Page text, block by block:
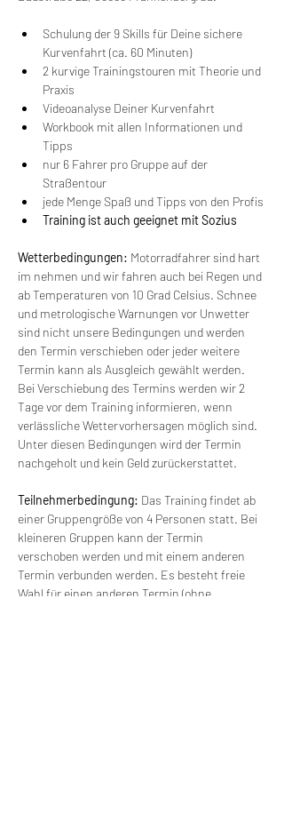
Schulung der 9 Skills für Deine sichere
Kurvenfahrt (ca. 60 Minuten)
2 kurvige Trainingstouren mit Theorie und
Praxis
Videoanalyse Deiner Kurvenfahrt
Workbook mit allen Informationen und
Tipps
nur 6 Fahrer pro Gruppe auf der
Straßentour
jede Menge Spaß und Tipps von den Profis
Training ist auch geeignet mit Sozius
Wetterbedingungen: Motorradfahrer sind hart
im nehmen und wir fahren auch bei Regen und
ab Temperaturen von 10 Grad Celsius. Schnee
und metrologische Warnungen vor Unwetter
sind nicht unsere Bedingungen und werden
den Termin verschieben oder jeder weitere
Termin kann als Ausgleich gewählt werden.
Bei Verschiebung des Termins werden wir 2
Tage vor dem Training informieren, wenn
verlässliche Wettervorhersagen möglich sind.
Unter diesen Bedingungen wird der Termin
nachgeholt und kein Geld zurückerstattet.
Teilnehmerbedingung: Das Training findet ab
einer Gruppengröße von 4 Personen statt. Bei
kleineren Gruppen kann der Termin
verschoben werden und mit einem anderen
Termin verbunden werden. Es besteht freie
Wahl für einen anderen Termin (ohne